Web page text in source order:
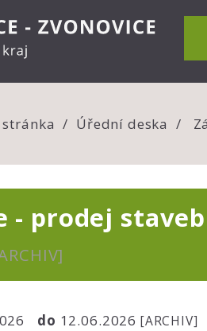
Úřední deska
- prodej
do 12.06.2026 [ARCHIV]